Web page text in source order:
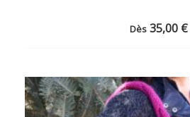
Dès 35,00 €